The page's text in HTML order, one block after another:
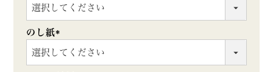
(必
須)
のし紙
(必
須)